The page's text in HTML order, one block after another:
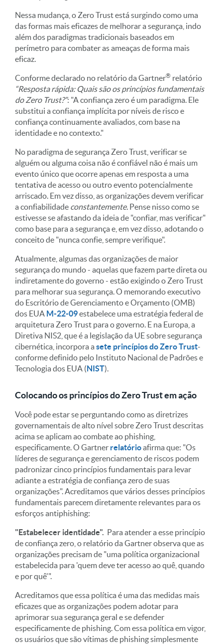
Nessa mudança, o Zero Trust está surgindo como uma
das formas mais eficazes de melhorar a segurança, indo
além dos paradigmas tradicionais baseados em
perímetro para combater as ameaças de forma mais
eficaz.
Conforme declarado no relatório da Gartner® relatório
“Resposta rápida: Quais são os princípios fundamentais
do Zero Trust?”: "A confiança zero é um paradigma. Ele
substitui a confiança implícita por níveis de risco e
confiança continuamente avaliados, com base na
identidade e no contexto."
No paradigma de segurança Zero Trust, verificar se
alguém ou alguma coisa não é confiável não é mais um
evento único que ocorre apenas em resposta a uma
tentativa de acesso ou outro evento potencialmente
arriscado. Em vez disso, as organizações devem verificar
a confiabilidade constantemente. Pense nisso como se
estivesse se afastando da ideia de "confiar, mas verificar"
como base para a segurança e, em vez disso, adotando o
conceito de "nunca confie, sempre verifique".
Atualmente, algumas das organizações de maior
segurança do mundo - aquelas que fazem parte direta ou
indiretamente do governo - estão exigindo o Zero Trust
para melhorar sua segurança. O memorando executivo
do Escritório de Gerenciamento e Orçamento (OMB)
dos EUA M-22-09estabelece uma estratégia federal de
arquitetura Zero Trust para o governo. E na Europa, a
Diretiva NIS2, que é a legislação da UE sobre segurança
cibernética, incorpora a sete princípios do Zero Trust-
conforme definido pelo Instituto Nacional de Padrões e
Tecnologia dos EUA (NIST).
Colocando os princípios do Zero Trust em ação
Você pode estar se perguntando como as diretrizes
governamentais de alto nível sobre Zero Trust descritas
acima se aplicam ao combate ao phishing,
especificamente. O Gartner relatórioafirma que: "Os
líderes de segurança e gerenciamento de riscos podem
padronizar cinco princípios fundamentais para levar
adiante a estratégia de confiança zero de suas
organizações". Acreditamos que vários desses princípios
fundamentais parecem diretamente relevantes para os
esforços antiphishing:
"Estabelecer identidade". Para atender a esse princípio
de confiança zero, o relatório da Gartner observa que as
organizações precisam de "uma política organizacional
estabelecida para 'quem deve ter acesso ao quê, quando
e por quê'".
Acreditamos que essa política é uma das medidas mais
eficazes que as organizações podem adotar para
aprimorar sua segurança geral e se defender
especificamente de phishing. Com essa política em vigor,
os usuários que são vítimas de phishing simplesmente